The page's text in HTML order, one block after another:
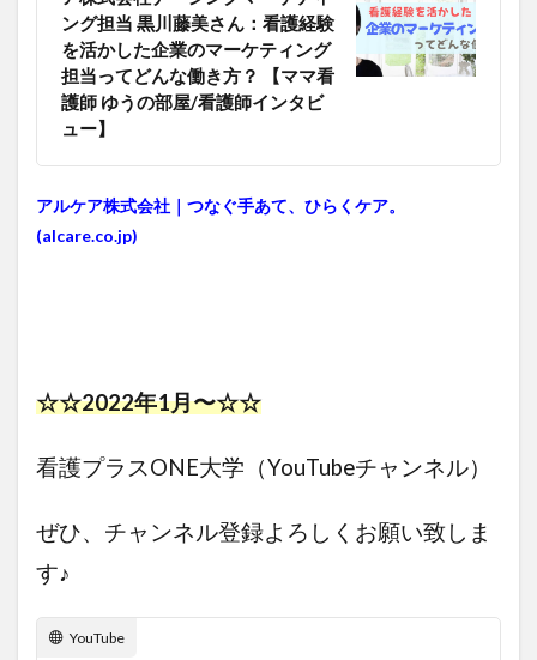
ング担当 黒川藤美さん：看護経験
を活かした企業のマーケティング
担当ってどんな働き方？ 【ママ看
護師 ゆうの部屋/看護師インタビ
ュー】
アルケア株式会社｜つなぐ手あて、ひらくケア。
(alcare.co.jp)
☆☆2022年1月〜☆☆
看護プラスONE大学（YouTubeチャンネル）
ぜひ、チャンネル登録よろしくお願い致しま
す♪
YouTube